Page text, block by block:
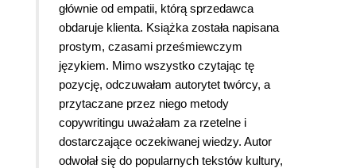
głównie od empatii, którą sprzedawca
obdaruje klienta. Książka została napisana
prostym, czasami prześmiewczym
językiem. Mimo wszystko czytając tę
pozycję, odczuwałam autorytet twórcy, a
przytaczane przez niego metody
copywritingu uważałam za rzetelne i
dostarczające oczekiwanej wiedzy. Autor
odwołał się do popularnych tekstów kultury,